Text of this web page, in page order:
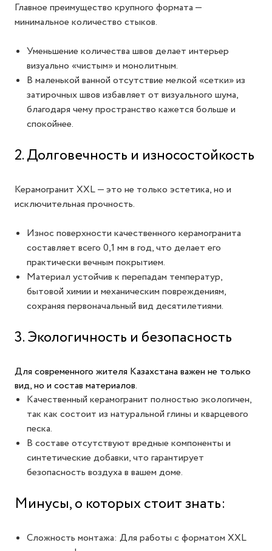
Главное преимущество крупного формата —
минимальное количество стыков.
Уменьшение количества швов делает интерьер
визуально «чистым» и монолитным.
В маленькой ванной отсутствие мелкой «сетки» из
затирочных швов избавляет от визуального шума,
благодаря чему пространство кажется больше и
спокойнее.
2. Долговечность и износостойкость
Керамогранит XXL — это не только эстетика, но и
исключительная прочность.
Износ поверхности качественного керамогранита
составляет всего 0,1 мм в год, что делает его
практически вечным покрытием.
Материал устойчив к перепадам температур,
бытовой химии и механическим повреждениям,
сохраняя первоначальный вид десятилетиями.
3. Экологичность и безопасность
Для современного жителя Казахстана важен не только
вид, но и состав материалов.
Качественный керамогранит полностью экологичен,
так как состоит из натуральной глины и кварцевого
песка.
В составе отсутствуют вредные компоненты и
синтетические добавки, что гарантирует
безопасность воздуха в вашем доме.
Минусы, о которых стоит знать:
Сложность монтажа: Для работы с форматом XXL